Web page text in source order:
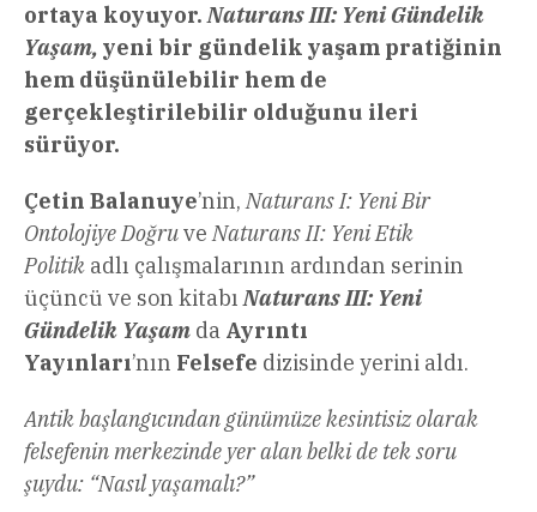
ortaya koyuyor.Naturans III: Yeni Gündelik
Yaşam, yeni bir gündelik yaşam pratiğinin
hem düşünülebilir hem de
gerçekleştirilebilir olduğunu ileri
sürüyor.
Çetin Balanuye’nin,Naturans I: Yeni Bir
Ontolojiye DoğruveNaturans II: Yeni Etik
Politik adlı çalışmalarının ardından serinin
üçüncü ve son kitabı Naturans III: Yeni
Gündelik Yaşam da Ayrıntı
Yayınları’nın Felsefe dizisinde yerini aldı.
Antik başlangıcından günümüze kesintisiz olarak
felsefenin merkezinde yer alan belki de tek soru
şuydu: “Nasıl yaşamalı?”